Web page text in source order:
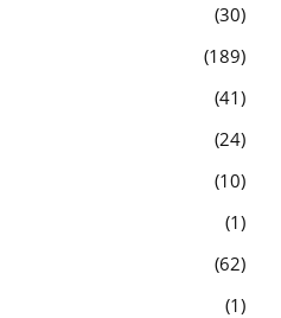
30
189
41
24
10
1
62
1